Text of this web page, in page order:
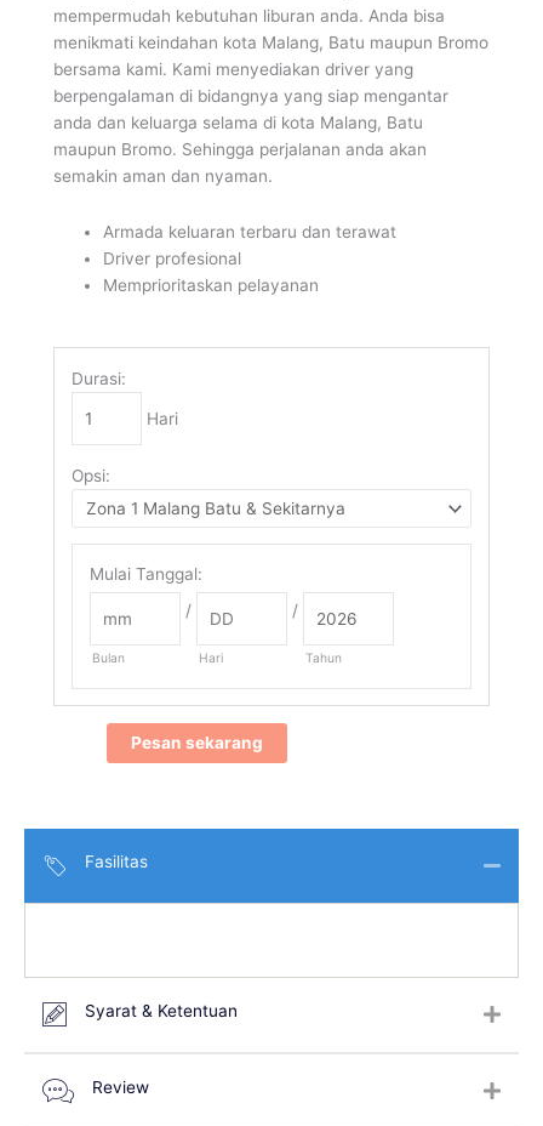
mempermudah kebutuhan liburan anda. Anda bisa
menikmati keindahan kota Malang, Batu maupun Bromo
bersama kami. Kami menyediakan driver yang
berpengalaman di bidangnya yang siap mengantar
anda dan keluarga selama di kota Malang, Batu
maupun Bromo. Sehingga perjalanan anda akan
semakin aman dan nyaman.
Armada keluaran terbaru dan terawat
Driver profesional
Memprioritaskan pelayanan
Durasi:
Hari
Opsi:
Mulai Tanggal:
Bulan
/
Hari
/
Tahun
Pesan sekarang
Fasilitas
Syarat & Ketentuan
Review